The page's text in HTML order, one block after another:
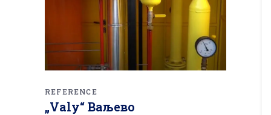
REFERENCE
„Valy“ Ваљево